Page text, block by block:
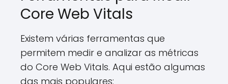
Core Web Vitals
Existem várias ferramentas que
permitem medir e analizar as métricas
do Core Web Vitals. Aqui estão algumas
das mais populares: